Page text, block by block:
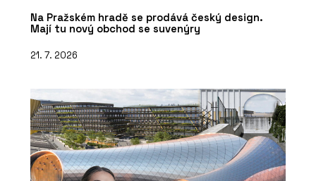
Na Pražském hradě se prodává český design.
Mají tu nový obchod se suvenýry
21. 7. 2026